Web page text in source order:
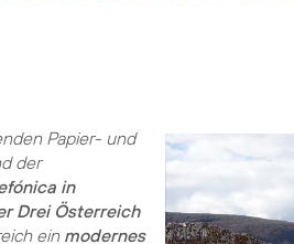
Papier- und
der
in
Drei Österreich
einmodernes